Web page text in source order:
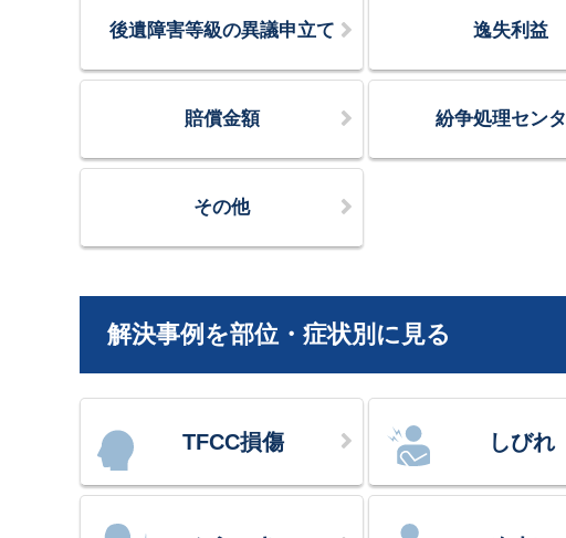
後遺障害等級の異議申立て 逸失利益
賠償金額 紛争処理セン
その他
解決事例を部位・症状別に見る
TFCC損傷 しびれ